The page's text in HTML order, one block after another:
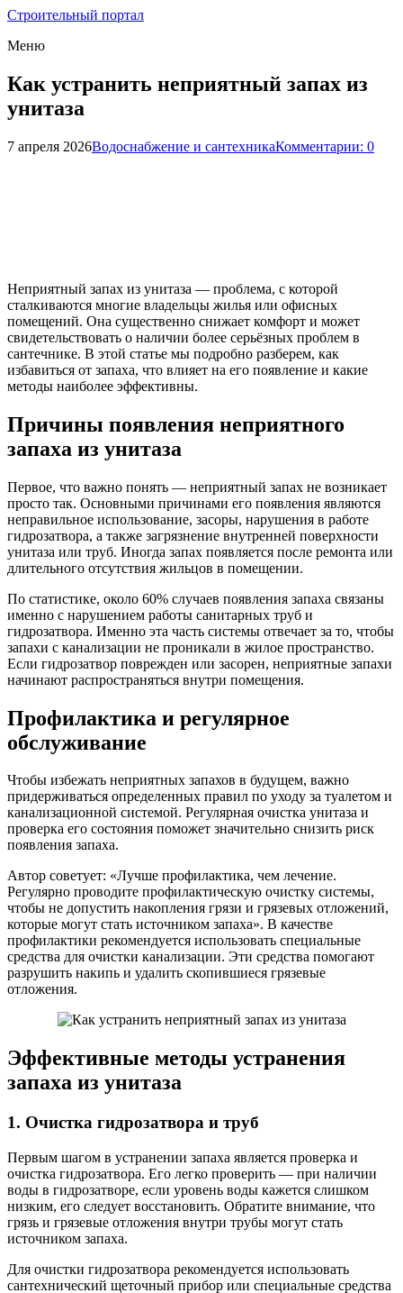
Строительный портал
Меню
Как устранить неприятный запах из
унитаза
7 апреля 2026Водоснабжение и сантехникаКомментарии: 0
Неприятный запах из унитаза — проблема, с которой
сталкиваются многие владельцы жилья или офисных
помещений. Она существенно снижает комфорт и может
свидетельствовать о наличии более серьёзных проблем в
сантечнике. В этой статье мы подробно разберем, как
избавиться от запаха, что влияет на его появление и какие
методы наиболее эффективны.
Причины появления неприятного
запаха из унитаза
Первое, что важно понять — неприятный запах не возникает
просто так. Основными причинами его появления являются
неправильное использование, засоры, нарушения в работе
гидрозатвора, а также загрязнение внутренней поверхности
унитаза или труб. Иногда запах появляется после ремонта или
длительного отсутствия жильцов в помещении.
По статистике, около 60% случаев появления запаха связаны
именно с нарушением работы санитарных труб и
гидрозатвора. Именно эта часть системы отвечает за то, чтобы
запахи с канализации не проникали в жилое пространство.
Если гидрозатвор поврежден или засорен, неприятные запахи
начинают распространяться внутри помещения.
Профилактика и регулярное
обслуживание
Чтобы избежать неприятных запахов в будущем, важно
придерживаться определенных правил по уходу за туалетом и
канализационной системой. Регулярная очистка унитаза и
проверка его состояния поможет значительно снизить риск
появления запаха.
Автор советует: «Лучше профилактика, чем лечение.
Регулярно проводите профилактическую очистку системы,
чтобы не допустить накопления грязи и грязевых отложений,
которые могут стать источником запаха». В качестве
профилактики рекомендуется использовать специальные
средства для очистки канализации. Эти средства помогают
разрушить накипь и удалить скопившиеся грязевые
отложения.
Эффективные методы устранения
запаха из унитаза
1. Очистка гидрозатвора и труб
Первым шагом в устранении запаха является проверка и
очистка гидрозатвора. Его легко проверить — при наличии
воды в гидрозатворе, если уровень воды кажется слишком
низким, его следует восстановить. Обратите внимание, что
грязь и грязевые отложения внутри трубы могут стать
источником запаха.
Для очистки гидрозатвора рекомендуется использовать
сантехнический щеточный прибор или специальные средства